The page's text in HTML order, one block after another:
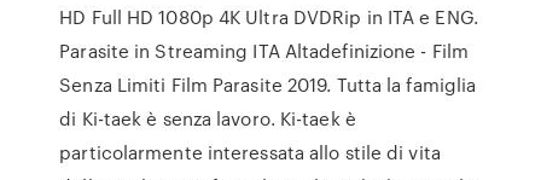
HD Full HD 1080p 4K Ultra DVDRip in ITA e ENG.
Parasite in Streaming ITA Altadefinizione - Film
Senza Limiti Film Parasite 2019. Tutta la famiglia
di Ki-taek è senza lavoro. Ki-taek è
particolarmente interessata allo stile di vita